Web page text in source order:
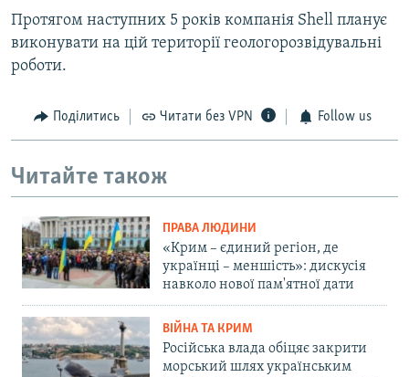
Протягом наступних 5 років компанія Shell планує
виконувати на цій території геологорозвідувальні
роботи.
Поділитись Читати без VPN Follow us
Читайте також
ПРАВА ЛЮДИНИ
«Крим – єдиний регіон, де
українці – меншість»: дискусія
навколо нової пам'ятної дати
ВІЙНА ТА КРИМ
Російська влада обіцяє закрити
морський шлях українським